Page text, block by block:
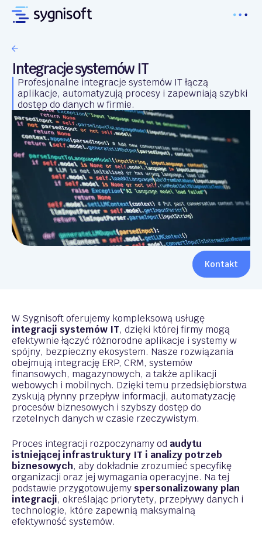
Integracje systemów IT
Profesjonalne integracje systemów IT łączą
aplikacje, automatyzują procesy i zapewniają szybki
dostęp do danych w firmie.
Kontakt
W Sygnisoft oferujemy kompleksową usługę
integracji systemów IT, dzięki której firmy mogą
efektywnie łączyć różnorodne aplikacje i systemy w
spójny, bezpieczny ekosystem. Nasze rozwiązania
obejmują integrację ERP, CRM, systemów
finansowych, magazynowych, a także aplikacji
webowych i mobilnych. Dzięki temu przedsiębiorstwa
zyskują płynny przepływ informacji, automatyzację
procesów biznesowych i szybszy dostęp do
rzetelnych danych w czasie rzeczywistym.
Proces integracji rozpoczynamy od audytu
istniejącej infrastruktury IT i analizy potrzeb
biznesowych, aby dokładnie zrozumieć specyfikę
organizacji oraz jej wymagania operacyjne. Na tej
podstawie przygotowujemy spersonalizowany plan
integracji, określając priorytety, przepływy danych i
technologie, które zapewnią maksymalną
efektywność systemów.